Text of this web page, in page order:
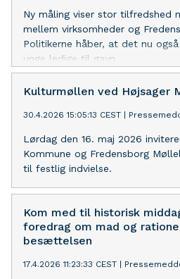
Ny måling viser stor tilfredshed
mellem virksomheder og
Politikerne håber, at det nu
unge ledige til gavn
Kulturmøllen ved Højsager
30.4.2026 15:05:13 CEST
Lørdag den 16. maj 2026
Kommune og Fredensborg
til festlig indvielse.
Kom med til historisk
foredrag om mad og
besættelsen
17.4.2026 11:23:33 CEST